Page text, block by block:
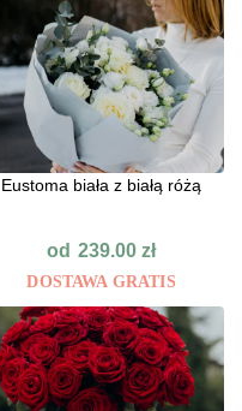
Eustoma biała z białą różą
od 239.00zł
DOSTAWA GRATIS